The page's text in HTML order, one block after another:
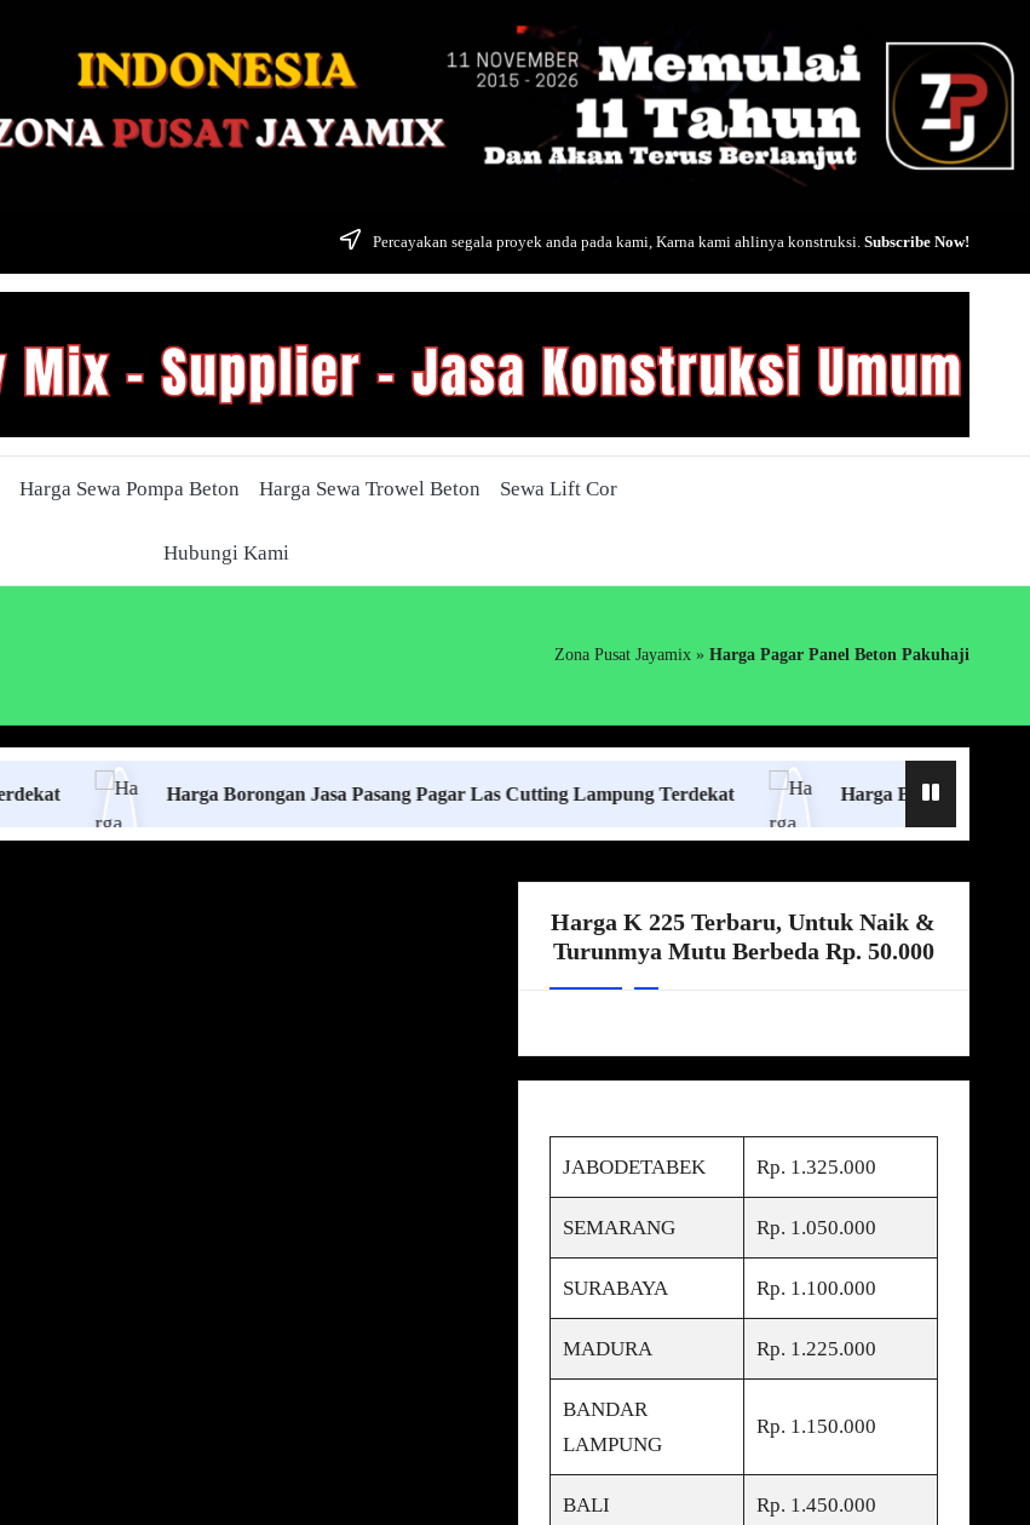
Percayakan segala proyek anda pada kami, Karna kami ahlinya konstruksi. Subscribe Now!
Harga Sewa Pompa Beton Harga Sewa Trowel Beton Sewa Lift Cor
Hubungi Kami
Zona Pusat Jayamix » Harga Pagar Panel Beton Pakuhaji
Harga Borongan Jasa Pasang Pagar Las Cutting Lampung Terdekat Harga Borongan Jasa Pasang
Harga K 225 Terbaru, Untuk Naik &
Turunmya Mutu Berbeda Rp. 50.000
JABODETABEK Rp. 1.325.000
SEMARANG Rp. 1.050.000
SURABAYA Rp. 1.100.000
MADURA Rp. 1.225.000
BANDAR
LAMPUNG
Rp. 1.150.000
BALI Rp. 1.450.000